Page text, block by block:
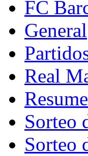
FC
General
Real
Sorteo
Sorteo